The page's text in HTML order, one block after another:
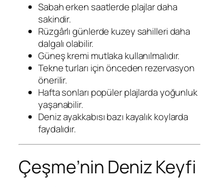
Sabah erken saatlerde plajlar daha
sakindir.
Rüzgârlı günlerde kuzey sahilleri daha
dalgalı olabilir.
Güneş kremi mutlaka kullanılmalıdır.
Tekne turları için önceden rezervasyon
önerilir.
Hafta sonları popüler plajlarda yoğunluk
yaşanabilir.
Deniz ayakkabısı bazı kayalık koylarda
faydalıdır.
Çeşme’nin Deniz Keyfi